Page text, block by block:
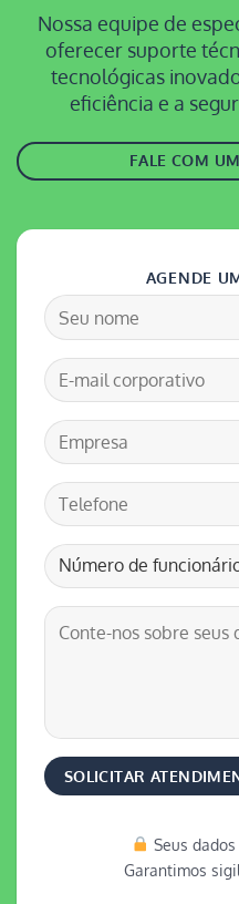
Nossa equipe de
oferecer suporte
tecnológicas
eficiência e a
FALE COM
AGENDE
Seus
Garantimos